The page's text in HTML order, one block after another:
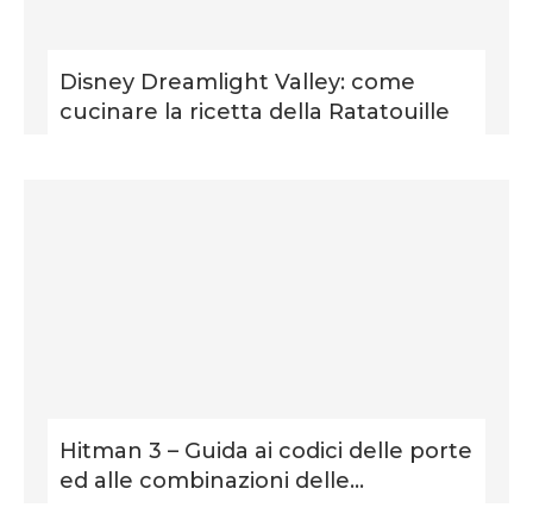
Disney Dreamlight Valley: come
cucinare la ricetta della Ratatouille
Hitman 3 – Guida ai codici delle porte
ed alle combinazioni delle...